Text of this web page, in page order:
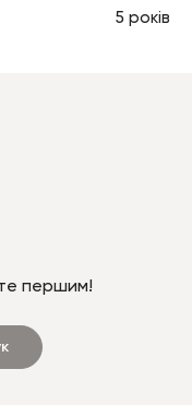
5 років
першим!